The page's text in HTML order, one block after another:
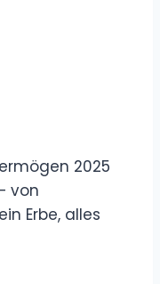
2025
von
Erbe, alles